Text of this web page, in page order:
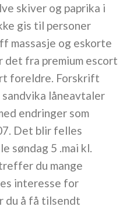
skiver og paprika i
gis til personer
massasje og eskorte
fra premium escort
foreldre. Forskrift
låneavtaler
endringer som
Det blir felles
søndag 5 .mai kl.
du mange
interesse for
du å få tilsendt